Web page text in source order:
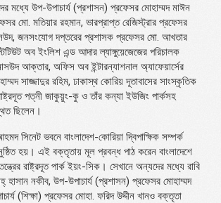
মধ্যে উপ-উপাচার্য (প্রশাসন) প্রফেসর মোহাম্মদ মাঈন
মো. মতিয়ার রহমান, ভারপ্রাপ্ত রেজিস্ট্রার প্রফেসর
জনসংযোগ দপ্তরের প্রশাসক প্রফেসর মো. আখতার
অব ইংলিশ এন্ড আদার ল্যাঙ্গুয়েজেজের পরিচালক
আক্তার, অফিস অব ইন্টারন্যাশনাল অ্যাফেয়ার্সের
সাজ্জাদুর রহিম, ঢাকাস্থ কোরিয় দূতাবাসের সাংস্কৃতিক
পত্নী জাকুয়ুং-কু ও তাঁর কন্যা ইউজিং পার্কসহ
ছিলেন।
সিনেট ভবনে বাংলাদেশ-কোরিয়া দ্বিপাক্ষিক সম্পর্ক
হয়। এই বক্তৃতায় মূল প্রবন্ধ পাঠ করেন বাংলাদেশে
রাষ্ট্রদূত পার্ক ইয়ং-সিক। সেখানে অন্যদের মধ্যে রাবি
হাসান নকীব, উপ-উপাচার্য (প্রশাসন) প্রফেসর মোহাম্মদ
(শিক্ষা) প্রফেসর মোহা. ফরিদ উদ্দীন খানও বক্তৃতা